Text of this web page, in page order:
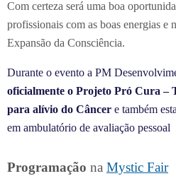
Com certeza será uma boa
profissionais com as boas energias e
Expansão da Consciência.
Durante o evento a PM
oficialmente o Projeto Pró Cura –
para alívio do Câncer e também
em ambulatório de avaliação pessoal
Programação na Mystic Fair